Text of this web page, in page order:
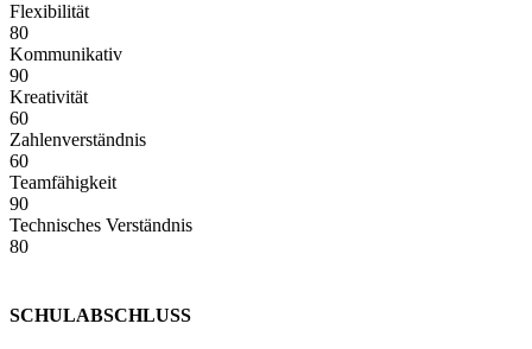
Flexibilität
80
Kommunikativ
90
Kreativität
60
Zahlenverständnis
60
Teamfähigkeit
90
Technisches Verständnis
80
SCHULABSCHLUSS